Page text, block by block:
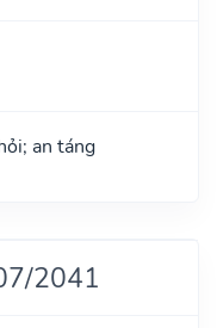
an táng
2041